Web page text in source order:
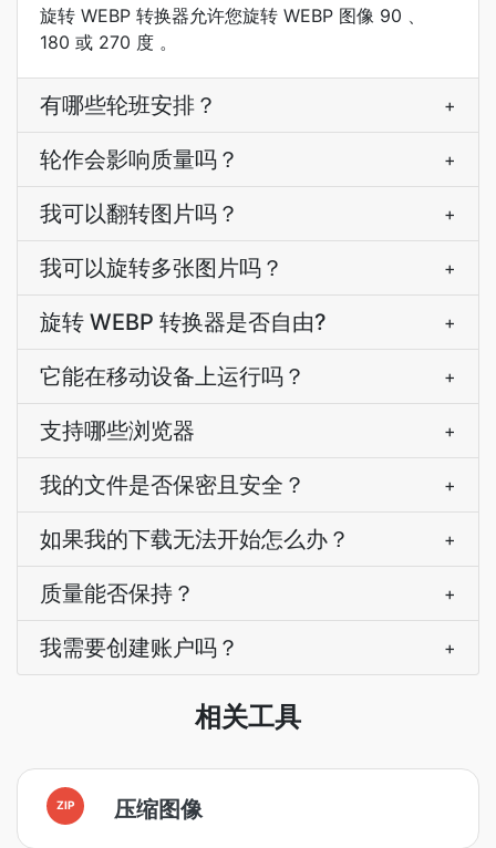
旋转 WEBP 转换器允许您旋转 WEBP 图像 90 、
180 或 270 度 。
有哪些轮班安排？ +
轮作会影响质量吗？ +
我可以翻转图片吗？ +
我可以旋转多张图片吗？ +
旋转 WEBP 转换器是否自由? +
它能在移动设备上运行吗？ +
支持哪些浏览器 +
我的文件是否保密且安全？ +
如果我的下载无法开始怎么办？ +
质量能否保持？ +
我需要创建账户吗？ +
相关工具
ZIP 压缩图像